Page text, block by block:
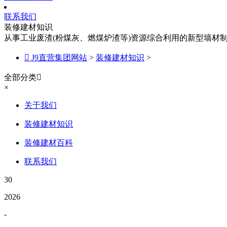
联系我们
装修建材知识
从事工业废渣(粉煤灰、燃煤炉渣等)资源综合利用的新型墙材
 J9直营集团网站 > 装修建材知识 >
全部分类
×
关于我们
装修建材知识
装修建材百科
联系我们
30
2026
-